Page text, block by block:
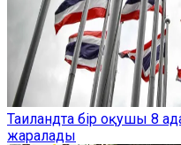
Таиландта бір оқушы 8
жаралады